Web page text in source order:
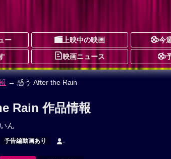
ー 上映中の映画 今
映画ニュース
→ 惑う After the Rain
Rain 作品情報
ん
予告編動画あり -